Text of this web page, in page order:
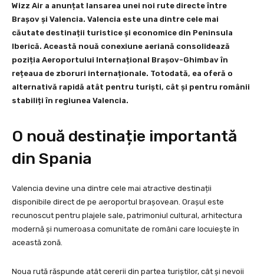
Wizz Air a anunțat lansarea unei noi rute directe între
Brașov și Valencia. Valencia este una dintre cele mai
căutate destinații turistice și economice din Peninsula
Iberică. Această nouă conexiune aeriană consolidează
poziția Aeroportului Internațional Brașov-Ghimbav în
rețeaua de zboruri internaționale. Totodată, ea oferă o
alternativă rapidă atât pentru turiști, cât și pentru românii
stabiliți în regiunea Valencia.
O nouă destinație importantă
din Spania
Valencia devine una dintre cele mai atractive destinații
disponibile direct de pe aeroportul brașovean. Orașul este
recunoscut pentru plajele sale, patrimoniul cultural, arhitectura
modernă și numeroasa comunitate de români care locuiește în
această zonă.
Noua rută răspunde atât cererii din partea turiștilor, cât și nevoii